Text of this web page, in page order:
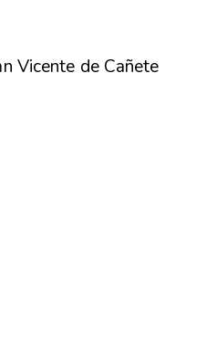
Vicente de Cañete